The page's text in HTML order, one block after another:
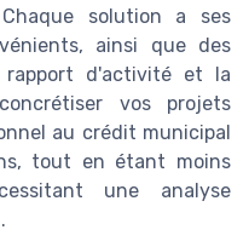
solution a ses
ainsi que des
rapport d'activité et la
vos projets
au crédit municipal
tout en étant moins
une analyse